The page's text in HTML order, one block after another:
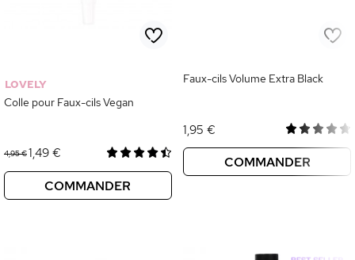
LOVELY
Colle pour Faux-cils Vegan
4,95 €1,49 €
COMMANDER
Faux-cils Volume Extra Black
1,95 €
COMMANDER